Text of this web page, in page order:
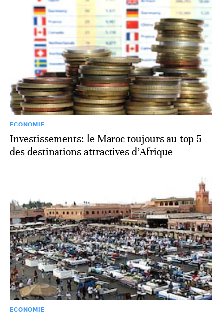
ECONOMIE
Investissements: le Maroc toujours au top 5
des destinations attractives d’Afrique
ECONOMIE